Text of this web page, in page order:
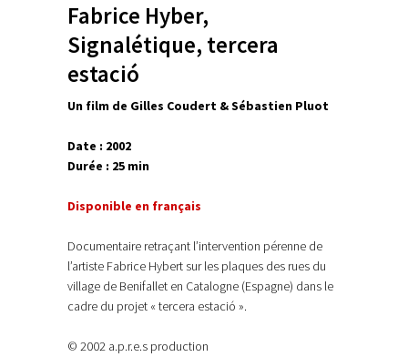
Fabrice Hyber,
Signalétique, tercera
estació
Un film de Gilles Coudert & Sébastien Pluot
Date : 2002
Durée : 25 min
Disponible en français
Documentaire retraçant l’intervention pérenne de
l’artiste Fabrice Hybert sur les plaques des rues du
village de Benifallet en Catalogne (Espagne) dans le
cadre du projet « tercera estació ».
© 2002 a.p.r.e.s production